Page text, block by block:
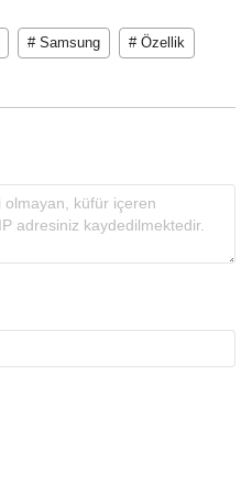
# Samsung # Özellik